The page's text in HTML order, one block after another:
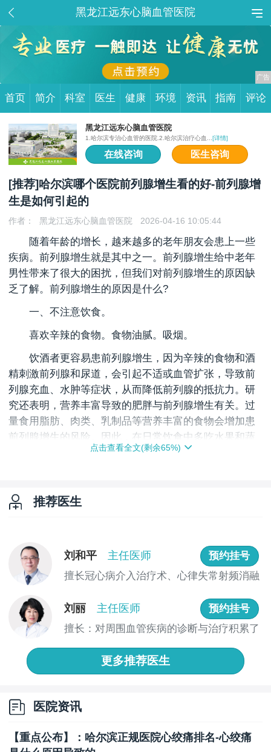
黑龙江远东心脑血管医院
首页 简介 科室 医生 健康 环境 资讯 指南 评论
黑龙江远东心脑血管医院
1.哈尔滨专治心血管的医院.2.哈尔滨治疗心血... [详情]
在线咨询 医生咨询
[推荐]哈尔滨哪个医院前列腺增生看的好-前列腺增
生是如何引起的
作者： 黑龙江远东心脑血管医院 2026-04-16 10:05:44
随着年龄的增长，越来越多的老年朋友会患上一些
疾病。前列腺增生就是其中之一。前列腺增生给中老年
男性带来了很大的困扰，但我们对前列腺增生的原因缺
乏了解。前列腺增生的原因是什么?
一、不注意饮食。
喜欢辛辣的食物。食物油腻。吸烟。
饮酒者更容易患前列腺增生，因为辛辣的食物和酒
精刺激前列腺和尿道，会引起不适或血管扩张，导致前
列腺充血、水肿等症状，从而降低前列腺的抵抗力。研
究还表明，营养丰富导致的肥胖与前列腺增生有关。过
量食用脂肪、肉类、乳制品等营养丰富的食物会增加患
前列腺增生的风险。因此，在日常饮食中多吃水果和蔬
菜。维他命D也可以补充。降低前列腺增生的发病率。
按照惯例，睾丸产生雄激素和雌激素，但雄激素较
敏感。
三、放纵性生活。
充血而增加。过度持续充血会增加患前列腺增生的风
险。性生活不洁会导致性器官感染，从而降低抵抗力。
另外，要注意前列腺的清洁，因为阴囊和包皮容易藏污
纳垢，不干净的细菌可能会趁机进入，导致前列腺疾
病。
液中的毒素沉积，直接伤害前列腺，引起相关的前列腺
疾病。因为前列腺靠近肛门直肠，如果经常憋大便或便
点击查看全文(剩余65%)
推荐医生
刘和平 主任医师
预约挂号
擅长冠心病介入治疗术、心律失常射频消融
刘丽 主任医师
预约挂号
擅长：对周围血管疾病的诊断与治疗积累了
更多推荐医生
医院资讯
【重点公布】：哈尔滨正规医院心绞痛排名-心绞痛